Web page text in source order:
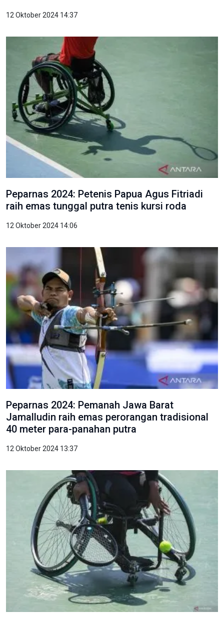
12 Oktober 2024 14:37
Peparnas 2024: Petenis Papua Agus Fitriadi
raih emas tunggal putra tenis kursi roda
12 Oktober 2024 14:06
Peparnas 2024: Pemanah Jawa Barat
Jamalludin raih emas perorangan tradisional
40 meter para-panahan putra
12 Oktober 2024 13:37